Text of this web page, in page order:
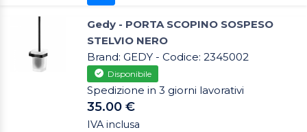
Gedy - PORTA SCOPINO SOSPESO
STELVIO NERO
Brand: GEDY - Codice: 2345002
Disponibile
Spedizione in 3 giorni lavorativi
35.00 €
IVA inclusa